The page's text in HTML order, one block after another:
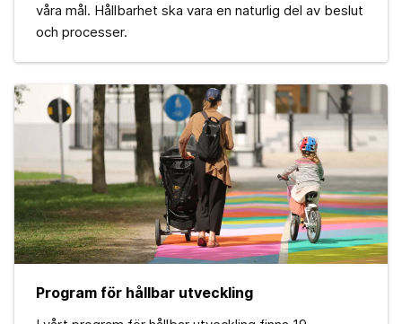
våra mål. Hållbarhet ska vara en naturlig del av beslut
och processer.
Program för hållbar utveckling